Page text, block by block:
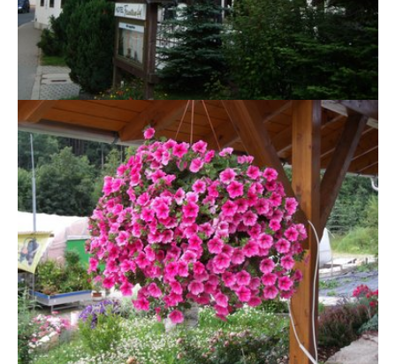
Show larger version